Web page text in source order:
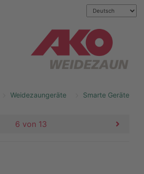
Weidezaungeräte Smarte Geräte
6 von 13